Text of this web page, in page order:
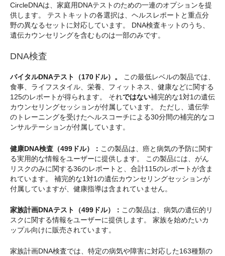
CircleDNAは、家庭用DNAテストのための一連のオプションを提
供します。 テストキットの各選択は、ヘルスレポートと重点分
野の異なるセットに対応しています。 DNA検査キットのうち、
遺伝カウンセリングを含むものは一部のみです。
DNA検査
バイタルDNAテスト（170ドル）。
この最低レベルの製品では、
食事、ライフスタイル、栄養、フィットネス、健康などに関する
125のレポートが得られます。 それではない補完的な1対1の遺伝
カウンセリングセッションが付属しています。 ただし、遺伝学
のトレーニングを受けたヘルスコーチによる30分間の補完的なコ
ンサルテーションが付属しています。
健康DNA検査（499ドル）： この製品は、癌と病気の予防に関す
る実用的な情報をユーザーに提供します。 この製品には、がん
リスクのみに関する36のレポートと、合計115のレポートが含ま
れています。 補完的な1対1の遺伝カウンセリングセッションが
付属していますが、健康指導は含まれていません。
家族計画DNAテスト（499ドル）： この製品は、病気の遺伝的リ
スクに関する情報をユーザーに提供します。 家族を始めたいカ
ップル向けに販売されています。
家族計画DNA検査では、特定の病気や障害に対応した163種類の